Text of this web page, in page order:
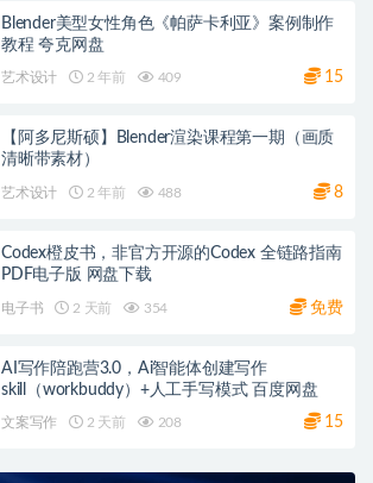
Blender美型女性角色《帕萨卡利亚》案例制作
教程 夸克网盘
艺术设计 2 年前 409 15
【阿多尼斯硕】Blender渲染课程第一期（画质
清晰带素材）
艺术设计 2 年前 488 8
Codex橙皮书，非官方开源的Codex 全链路指南
PDF电子版 网盘下载
电子书 2 天前 354 免费
AI写作陪跑营3.0，Ai智能体创建写作
skill（workbuddy）+人工手写模式 百度网盘
文案写作 2 天前 208 15